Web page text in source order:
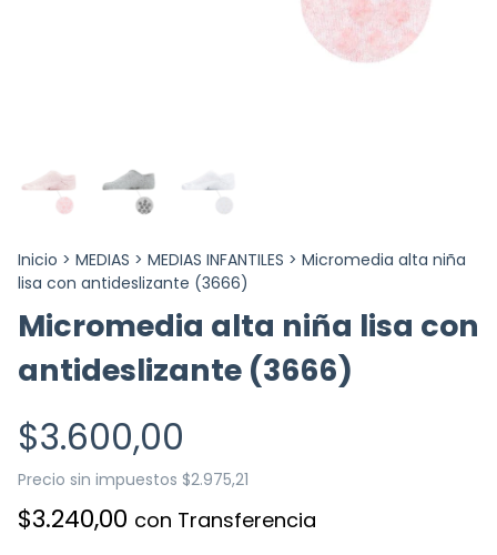
Inicio > MEDIAS > MEDIAS INFANTILES > Micromedia alta niña
lisa con antideslizante (3666)
Micromedia alta niña lisa con
antideslizante (3666)
$3.600,00
Precio sin impuestos $2.975,21
$3.240,00 con Transferencia